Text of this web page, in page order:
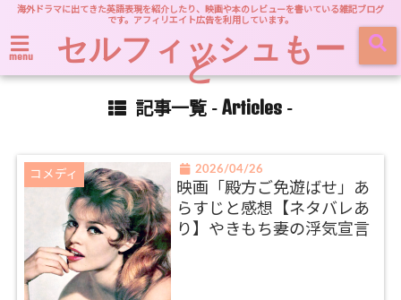
海外ドラマに出てきた英語表現を紹介したり、映画や本のレビューを書いている雑記ブログ
です。アフィリエイト広告を利用しています。
menu セルフィッシュもー
ど
記事一覧 - Articles -
コメディ 2026/04/26
映画「殿方ご免遊ばせ」あ
らすじと感想【ネタバレあ
り】やきもち妻の浮気宣言